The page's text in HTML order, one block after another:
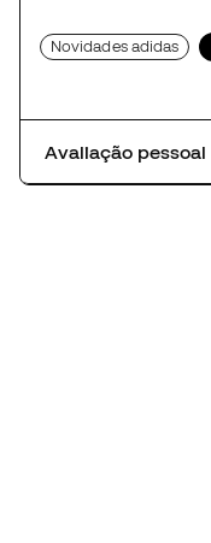
Novidades adidas